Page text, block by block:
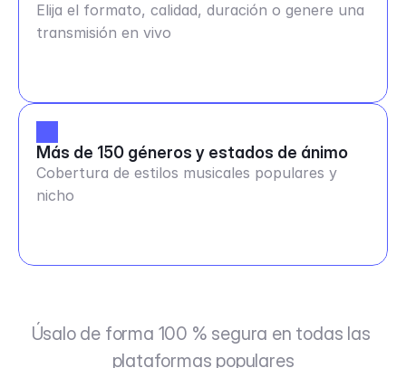
Elija el formato, calidad, duración o genere una
transmisión en vivo
Más de 150 géneros y estados de ánimo
Cobertura de estilos musicales populares y
nicho
Úsalo de forma 100 % segura en todas las
plataformas populares